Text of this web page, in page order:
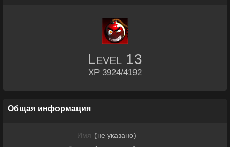
Level 13
XP 3924/4192
Общая информация
Имя (не указано)